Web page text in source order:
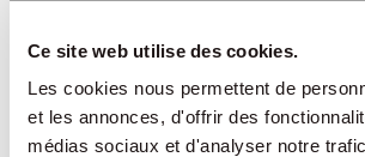
Ce site web utilise des cookies.
Les cookies nous permettent de
et les annonces, d'offrir des
médias sociaux et d'analyser notre
RÉGIONS